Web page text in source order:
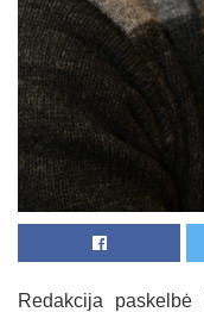
Redakcija paskelbė